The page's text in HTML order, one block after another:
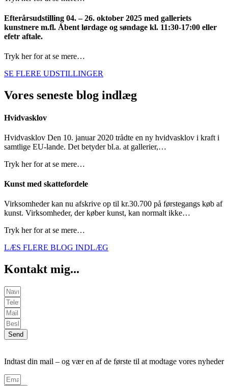
Efterårsudstilling 04. – 26. oktober 2025 med galleriets
kunstnere m.fl. Åbent lørdage og søndage kl. 11:30-17:00 eller
efetr aftale.
Tryk her for at se mere…
SE FLERE UDSTILLINGER
Vores seneste blog indlæg
Hvidvasklov
Hvidvasklov Den 10. januar 2020 trådte en ny hvidvasklov i kraft i
samtlige EU-lande. Det betyder bl.a. at gallerier,…
Tryk her for at se mere…
Kunst med skattefordele
Virksomheder kan nu afskrive op til kr.30.700 på førstegangs køb af
kunst. Virksomheder, der køber kunst, kan normalt ikke…
Tryk her for at se mere…
LÆS FLERE BLOG INDLÆG
Kontakt mig...
Send
Indtast din mail – og vær en af de første til at modtage vores nyheder